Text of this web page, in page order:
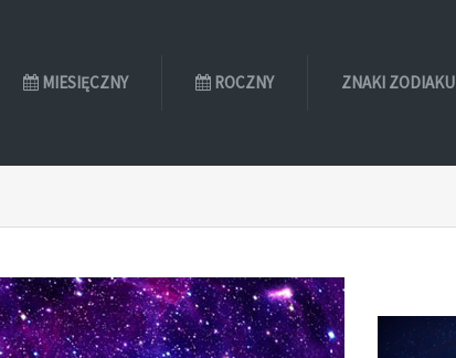
MIESIĘCZNY ROCZNY ZNAKI ZODIAKU